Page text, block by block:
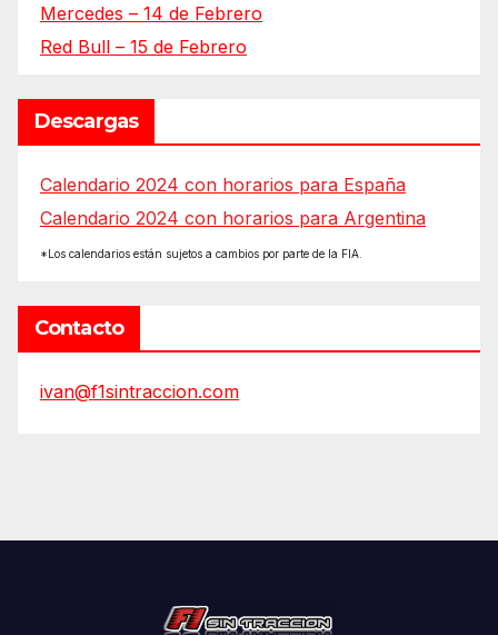
Mercedes – 14 de Febrero
Red Bull – 15 de Febrero
Descargas
Calendario 2024 con horarios para España
Calendario 2024 con horarios para Argentina
*Los calendarios están sujetos a cambios por parte de la FIA.
Contacto
ivan@f1sintraccion.com